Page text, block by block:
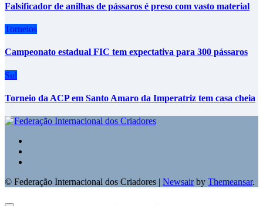
Falsificador de anilhas de pássaros é preso com vasto material
Torneios
Campeonato estadual FIC tem expectativa para 300 pássaros
Sul
Torneio da ACP em Santo Amaro da Imperatriz tem casa cheia
© Federação Internacional dos Criadores | Newsairby Themeansar.